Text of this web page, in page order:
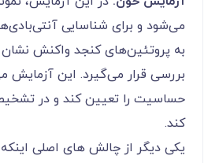
به پروتئین‌های کنجد واکنش
بررسی قرار می‌گیرد. این آزمایش
حساسیت را تعیین کند و در
کند.
یکی دیگر از چالش های اصلی